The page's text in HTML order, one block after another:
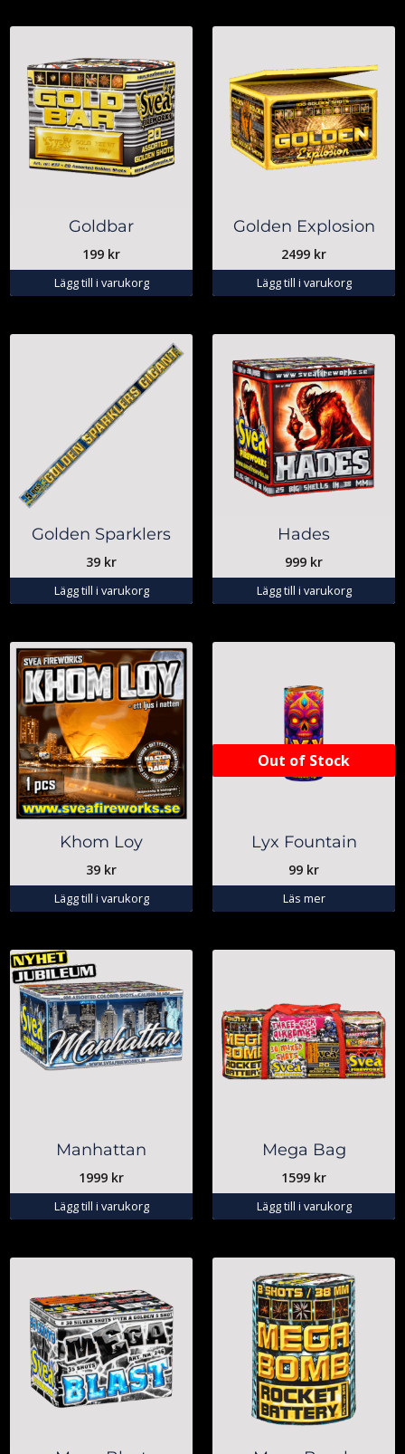
Goldbar
199 kr
Lägg till i varukorg
Golden Explosion
2499 kr
Lägg till i varukorg
Golden Sparklers
39 kr
Lägg till i varukorg
Hades
999 kr
Lägg till i varukorg
Khom Loy
39 kr
Lägg till i varukorg
Out of Stock
Lyx Fountain
99 kr
Läs mer
Manhattan
1999 kr
Lägg till i varukorg
Mega Bag
1599 kr
Lägg till i varukorg